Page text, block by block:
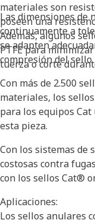
materiales son
poseen una
Además, algunos
PTFE para
tuerza o corte
Las dimensiones de
continuamente a
se adapten
compresión del sello
Con más de 2.500
materiales, los
para los equipos
esta pieza.
Con los sistemas de
costosas contra
con los sellos Cat®
Aplicaciones:
Los sellos anulares